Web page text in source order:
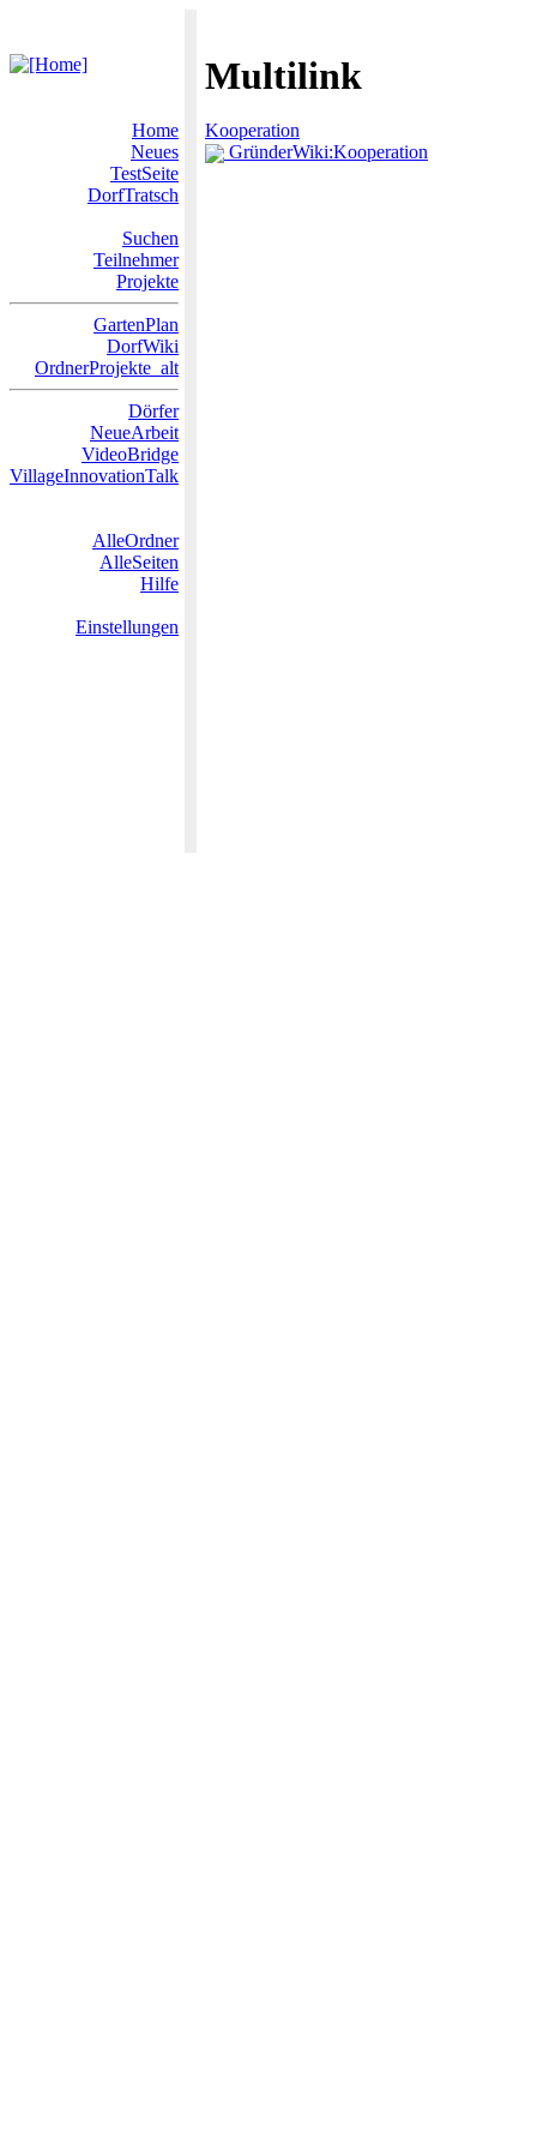
Multilink
Home
Neues
TestSeite
DorfTratsch
Suchen
Teilnehmer
Projekte
GartenPlan
DorfWiki
OrdnerProjekte_alt
Dörfer
NeueArbeit
VideoBridge
VillageInnovationTalk
AlleOrdner
AlleSeiten
Hilfe
Einstellungen
Kooperation
GründerWiki:Kooperation